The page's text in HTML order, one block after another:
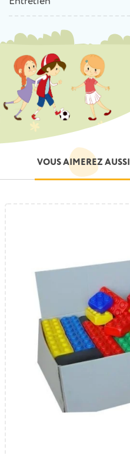
VOUS AIMEREZ AUSSI